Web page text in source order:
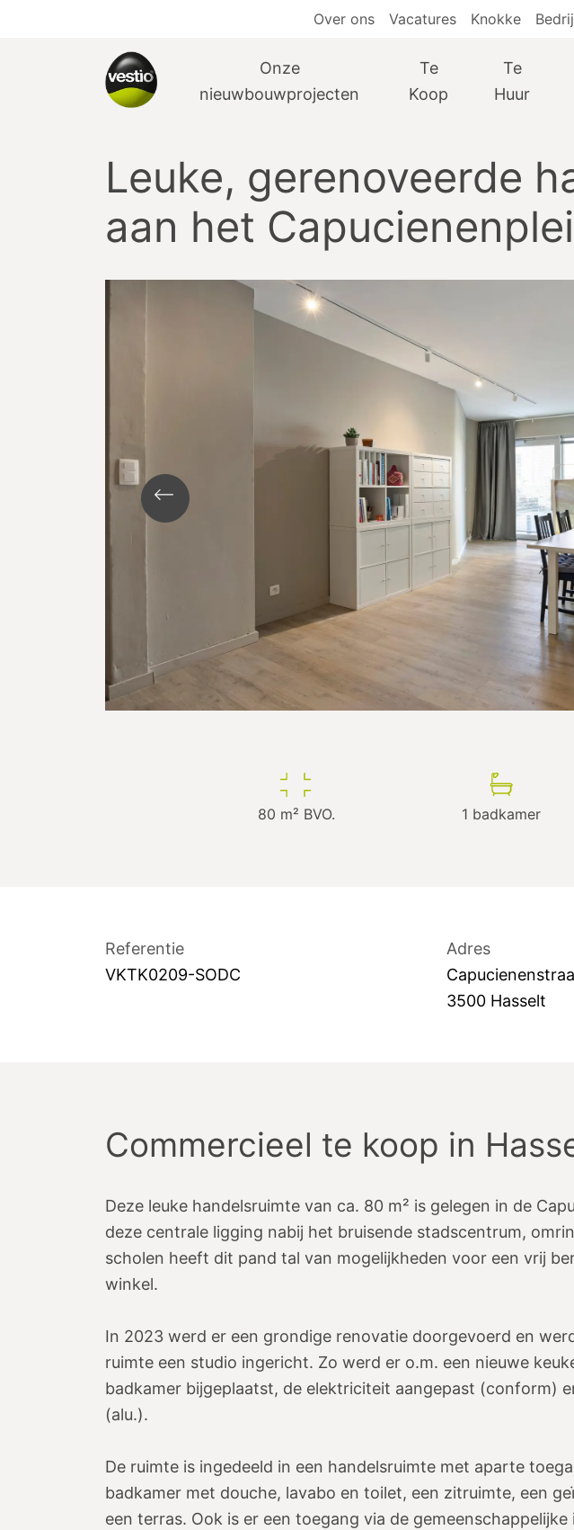
Over ons Vacatures Knokke
Onze
nieuwbouwprojecten
Te
Koop
Te
Huur
Leuke, gerenoveerde
aan het
80 m² BVO. 1 badkamer
Referentie
VKTK0209-SODC
Adres
3500 Hasselt
Commercieel te koop in
Deze leuke handelsruimte van ca. 80 m² is gelegen in de
deze centrale ligging nabij het bruisende stadscentrum,
scholen heeft dit pand tal van mogelijkheden voor een vrij
winkel.
In 2023 werd er een grondige renovatie doorgevoerd en
ruimte een studio ingericht. Zo werd er o.m. een nieuwe
badkamer bijgeplaatst, de elektriciteit aangepast (conform)
(alu.).
De ruimte is ingedeeld in een handelsruimte met aparte
badkamer met douche, lavabo en toilet, een zitruimte, een
een terras. Ook is er een toegang via de